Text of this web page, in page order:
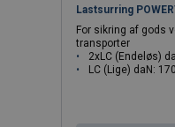
Lastsurring
For sikring af gods
transporter
2xLC (Endeløs)
LC (Lige) daN: